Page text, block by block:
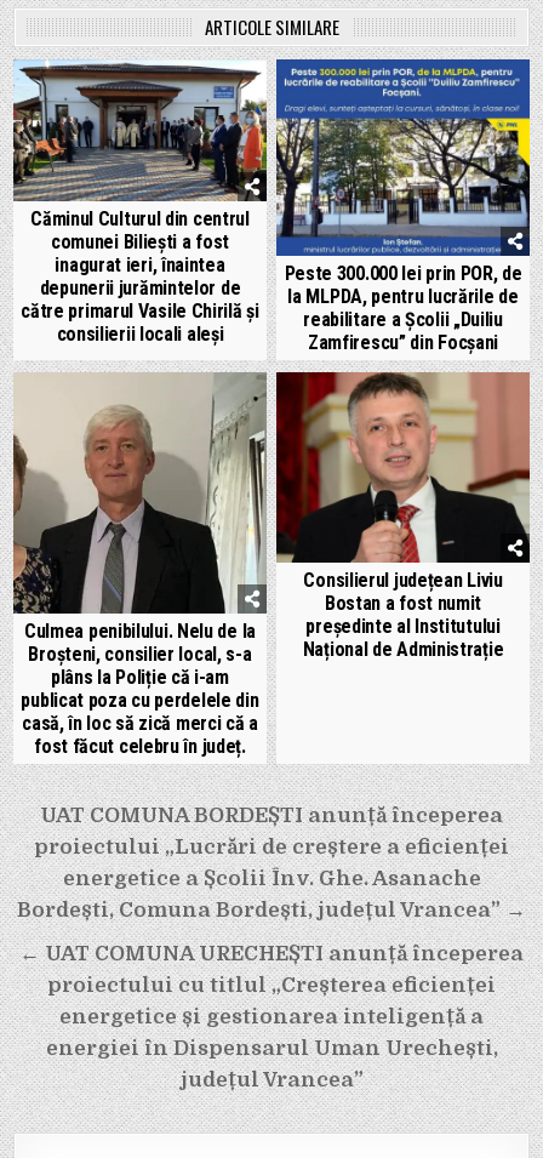
ARTICOLE SIMILARE
Căminul Culturul din centrul
comunei Biliești a fost
inagurat ieri, înaintea
depunerii jurămintelor de
către primarul Vasile Chirilă și
consilierii locali aleși
Peste 300.000 lei prin POR, de
la MLPDA, pentru lucrările de
reabilitare a Școlii „Duiliu
Zamfirescu” din Focșani
Culmea penibilului. Nelu de la
Broșteni, consilier local, s-a
plâns la Poliție că i-am
publicat poza cu perdelele din
casă, în loc să zică merci că a
fost făcut celebru în județ.
Consilierul județean Liviu
Bostan a fost numit
președinte al Institutului
Național de Administrație
Navigare
în
articole
UAT COMUNA BORDEȘTI anunță începerea
proiectului „Lucrări de creștere a eficienței
energetice a Școlii Înv. Ghe. Asanache
Bordești, Comuna Bordești, județul Vrancea” →
← UAT COMUNA URECHEȘTI anunță începerea
proiectului cu titlul „Creșterea eficienței
energetice și gestionarea inteligență a
energiei în Dispensarul Uman Urechești,
județul Vrancea”